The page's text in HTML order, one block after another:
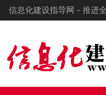
信息化建设指导网－推进